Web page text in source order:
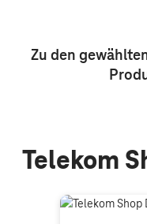
Zu den
Telekom